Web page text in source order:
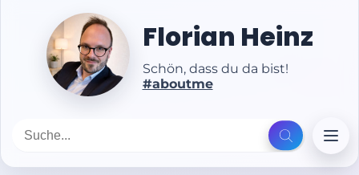
Florian Heinz
Schön, dass du da bist!
#aboutme